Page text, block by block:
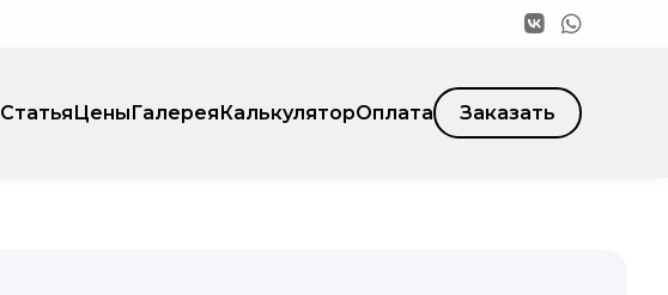
СтатьяЦеныГалереяКалькуляторОплата Заказать